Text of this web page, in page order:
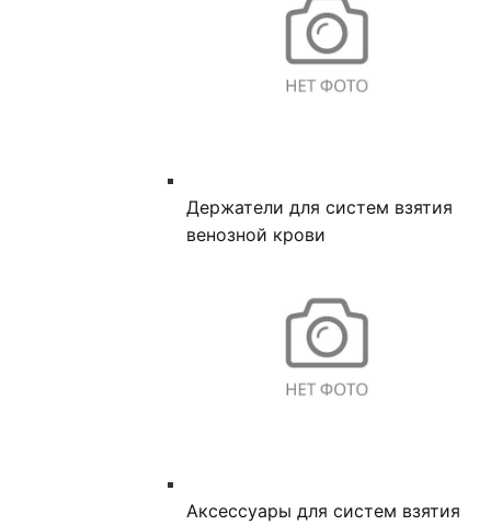
Держатели для систем взятия
венозной крови
Аксессуары для систем взятия